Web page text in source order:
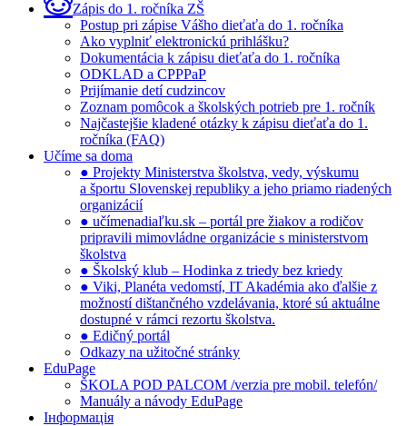
Zápis do 1. ročníka ZŠ
Postup pri zápise Vášho dieťaťa do 1. ročníka
Ako vyplniť elektronickú prihlášku?
Dokumentácia k zápisu dieťaťa do 1. ročníka
ODKLAD a CPPPaP
Prijímanie detí cudzincov
Zoznam pomôcok a školských potrieb pre 1. ročník
Najčastejšie kladené otázky k zápisu dieťaťa do 1.
ročníka (FAQ)
Učíme sa doma
● Projekty Ministerstva školstva, vedy, výskumu
a športu Slovenskej republiky a jeho priamo riadených
organizácií
● učímenadiaľku.sk – portál pre žiakov a rodičov
pripravili mimovládne organizácie s ministerstvom
školstva
● Školský klub – Hodinka z triedy bez kriedy
● Viki, Planéta vedomstí, IT Akadémia ako ďalšie z
možností dištančného vzdelávania, ktoré sú aktuálne
dostupné v rámci rezortu školstva.
● Edičný portál
Odkazy na užitočné stránky
EduPage
ŠKOLA POD PALCOM /verzia pre mobil. telefón/
Manuály a návody EduPage
Інформація